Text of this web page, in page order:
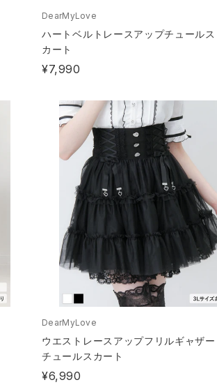
DearMyLove
ハートベルトレースアップチュールス
カート
¥7,990
DearMyLove
ウエストレースアップフリルギャザー
チュールスカート
¥6,990